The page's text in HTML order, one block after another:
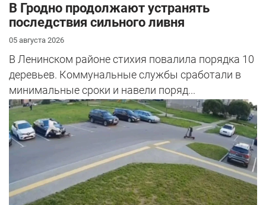
В Гродно продолжают устранять
последствия сильного ливня
05 августа 2026
В Ленинском районе стихия повалила порядка 10
деревьев. Коммунальные службы сработали в
минимальные сроки и навели поряд...